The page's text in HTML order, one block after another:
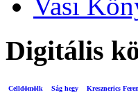
Digitális
Celldömölk Ság hegy Kresznerics